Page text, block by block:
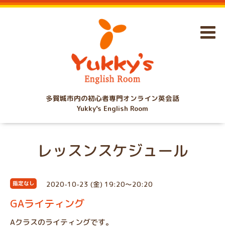
多賀城市内の初心者専門オンライン英会話
Yukky's English Room
レッスンスケジュール
指定なし 2020-10-23 (金) 19:20～20:20
GAライティング
Aクラスのライティングです。